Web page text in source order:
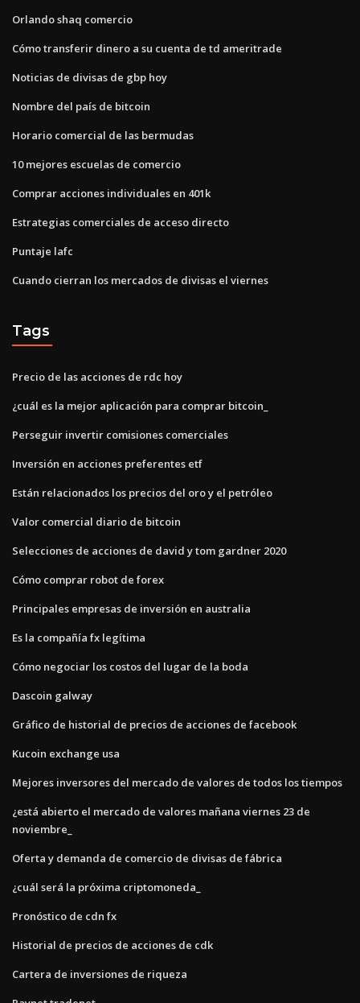
Orlando shaq comercio
Cómo transferir dinero a su cuenta de td ameritrade
Noticias de divisas de gbp hoy
Nombre del país de bitcoin
Horario comercial de las bermudas
10 mejores escuelas de comercio
Comprar acciones individuales en 401k
Estrategias comerciales de acceso directo
Puntaje lafc
Cuando cierran los mercados de divisas el viernes
Tags
Precio de las acciones de rdc hoy
¿cuál es la mejor aplicación para comprar bitcoin_
Perseguir invertir comisiones comerciales
Inversión en acciones preferentes etf
Están relacionados los precios del oro y el petróleo
Valor comercial diario de bitcoin
Selecciones de acciones de david y tom gardner 2020
Cómo comprar robot de forex
Principales empresas de inversión en australia
Es la compañía fx legítima
Cómo negociar los costos del lugar de la boda
Dascoin galway
Gráfico de historial de precios de acciones de facebook
Kucoin exchange usa
Mejores inversores del mercado de valores de todos los tiempos
¿está abierto el mercado de valores mañana viernes 23 de
noviembre_
Oferta y demanda de comercio de divisas de fábrica
¿cuál será la próxima criptomoneda_
Pronóstico de cdn fx
Historial de precios de acciones de cdk
Cartera de inversiones de riqueza